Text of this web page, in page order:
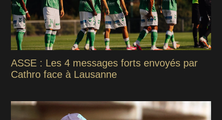
ASSE : Les 4 messages forts envoyés par
Cathro face à Lausanne